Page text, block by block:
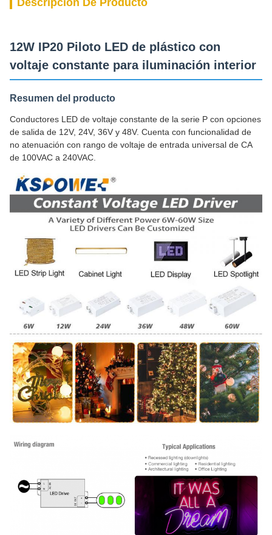
Descripción De Producto
12W IP20 Piloto LED de plástico con
voltaje constante para iluminación interior
Resumen del producto
Conductores LED de voltaje constante de la serie P con opciones
de salida de 12V, 24V, 36V y 48V. Cuenta con funcionalidad de
no atenuación con rango de voltaje de entrada universal de CA
de 100VAC a 240VAC.